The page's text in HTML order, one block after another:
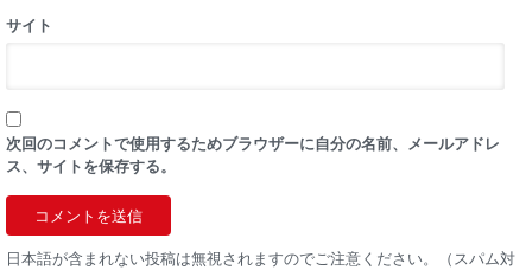
サイト
次回のコメントで使用するためブラウザーに自分の名前、メールアドレ
ス、サイトを保存する。
日本語が含まれない投稿は無視されますのでご注意ください。（スパム対